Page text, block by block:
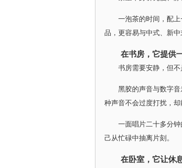
一泡茶的时间，配
品，更容易与中式、新中
在书房，它提供
书房需要安静，但不
黑胶的声音与数字
种声音不会过度打扰，却
一面唱片二十多分
己从忙碌中抽离片刻。
在卧室，它让休